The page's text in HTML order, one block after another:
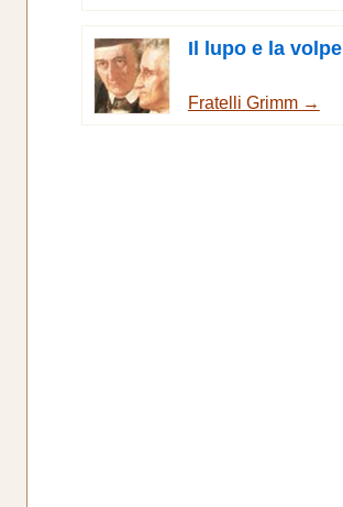
Il lupo e la volpe
Fratelli Grimm →